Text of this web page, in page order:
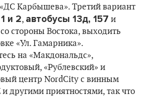
Карбышева». Третий вариант
и 2, автобусы 13д, 157 и
стороны Востока, выходить
«Ул. Гамарника».
на «Макдональдс»,
«Рублевский» и
центр NordCity с винным
другими приятностями, так что